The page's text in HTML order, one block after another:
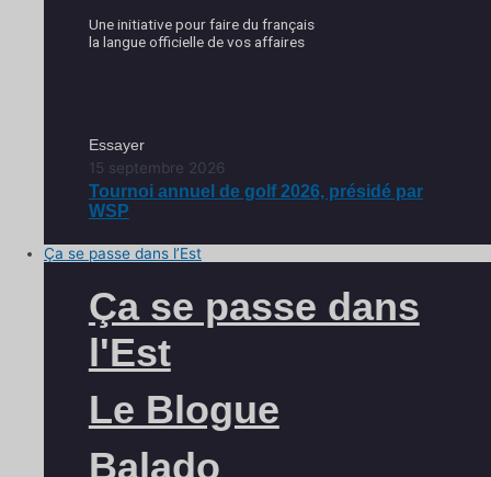
Une initiative pour faire du français
la langue officielle de vos affaires
Essayer
15 septembre 2026
Tournoi annuel de golf 2026, présidé par
WSP
Ça se passe dans l’Est
Ça se passe dans
l'Est
Le Blogue
Balado